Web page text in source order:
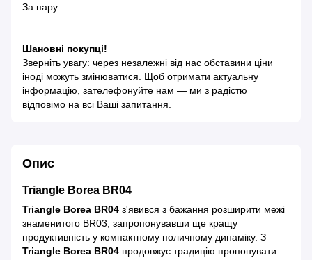
За пару
Шановні покупці!
Зверніть увагу: через незалежні від нас обставини ціни
іноді можуть змінюватися. Щоб отримати актуальну
інформацію, зателефонуйте нам — ми з радістю
відповімо на всі Ваші запитання.
Опис
Triangle Borea BR04
Triangle Borea BR04 з'явився з бажання розширити межі
знаменитого BR03, запропонувавши ще кращу
продуктивність у компактному поличному динаміку. З
Triangle Borea BR04 продовжує традицію пропонувати